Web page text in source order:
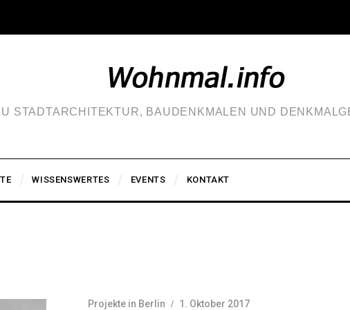
STADTARCHITEKTUR, BAUDENKMALEN UND
WISSENSWERTES EVENTS KONTAKT
Projekte in Berlin 1. Oktober 2017